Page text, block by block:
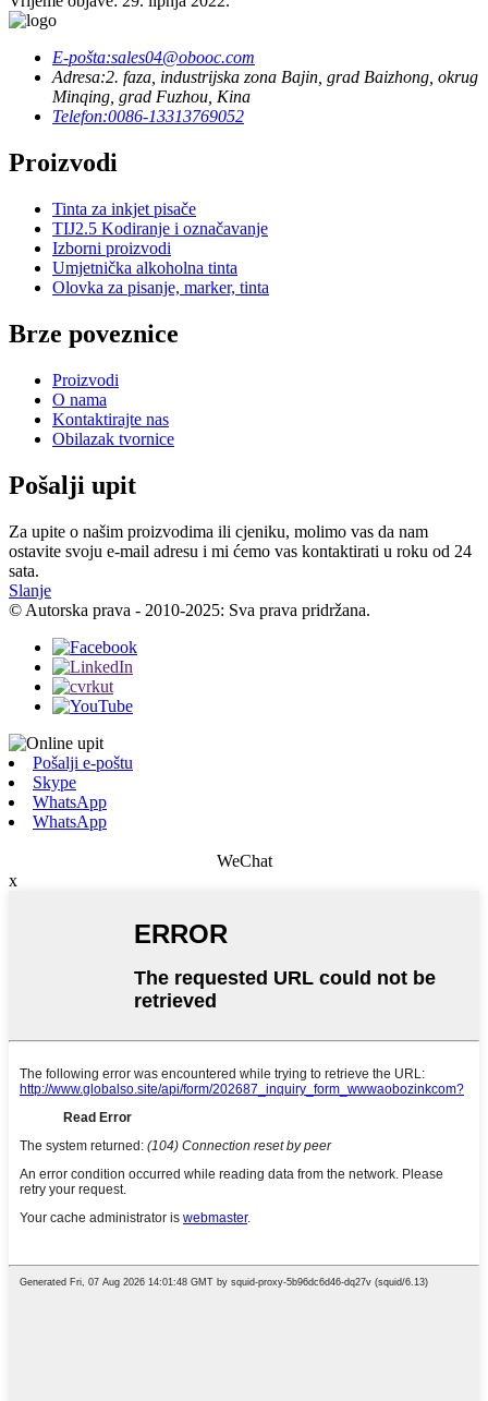
E-pošta:sales04@obooc.com
Adresa:2. faza, industrijska zona Bajin, grad Baizhong, okrug
Minqing, grad Fuzhou, Kina
Telefon:0086-13313769052
Proizvodi
Tinta za inkjet pisače
TIJ2.5 Kodiranje i označavanje
Izborni proizvodi
Umjetnička alkoholna tinta
Olovka za pisanje, marker, tinta
Brze poveznice
Proizvodi
O nama
Kontaktirajte nas
Obilazak tvornice
Pošalji upit
Za upite o našim proizvodima ili cjeniku, molimo vas da nam
ostavite svoju e-mail adresu i mi ćemo vas kontaktirati u roku od 24
sata.
Slanje
© Autorska prava - 2010-2025: Sva prava pridržana.
Pošalji e-poštu
Skype
WhatsApp
WhatsApp
WeChat
x